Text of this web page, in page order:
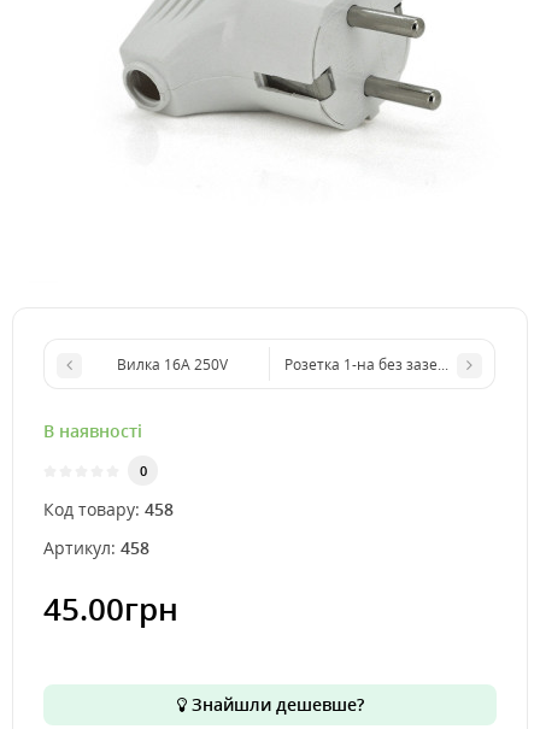
Вилка 16A 250V Розетка 1-на без заземлення
В наявності
0
Код товару: 458
Артикул: 458
45.00грн
Знайшли дешевше?